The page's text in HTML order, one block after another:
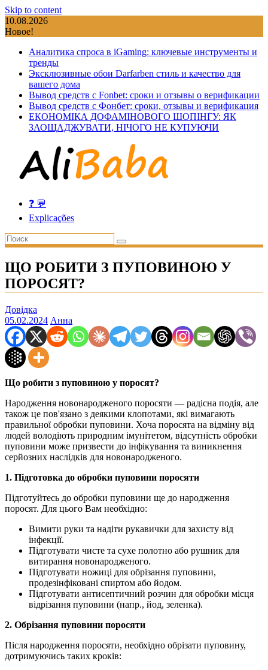
Skip to content
10.08.2026
Новое!
Аналитика спроса в iGaming: ключевые инструменты и
тренды
Эксклюзивные обои Darfarben стиль и качество для
вашего дома
Вывод средств с Fonbet: сроки и отзывы о верификации
Вывод средств с Фонбет: сроки, отзывы и верификация
ЕКОНОМІКА ДОФАМІНОВОГО ШОПІНГУ: ЯК
ЗАОЩАДЖУВАТИ, НІЧОГО НЕ КУПУЮЧИ
❓ 💬
Explicações
ЩО РОБИТИ З ПУПОВИНОЮ У
ПОРОСЯТ?
Довідка
05.02.2024 Анна
Що робити з пуповиною у поросят?
Народження новонародженого поросяти — радісна подія, але
також це пов'язано з деякими клопотами, які вимагають
правильної обробки пуповини. Хоча поросята на відміну від
людей володіють природним імунітетом, відсутність обробки
пуповини може призвести до інфікування та виникнення
серйозних наслідків для новонародженого.
1. Підготовка до обробки пуповини поросяти
Підготуйтесь до обробки пуповини ще до народження
поросят. Для цього Вам необхідно:
Вимити руки та надіти рукавички для захисту від
інфекції.
Підготувати чисте та сухе полотно або рушник для
витирання новонародженого.
Підготувати ножиці для обрізання пуповини,
продезінфіковані спиртом або йодом.
Підготувати антисептичний розчин для обробки місця
відрізання пуповини (напр., йод, зеленка).
2. Обрізання пуповини поросяти
Після народження поросяти, необхідно обрізати пуповину,
дотримуючись таких кроків: